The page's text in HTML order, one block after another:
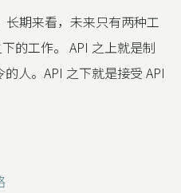
长期来看，未来只有两种工
的工作。 API 之上就是制
人。API 之下就是接受 API